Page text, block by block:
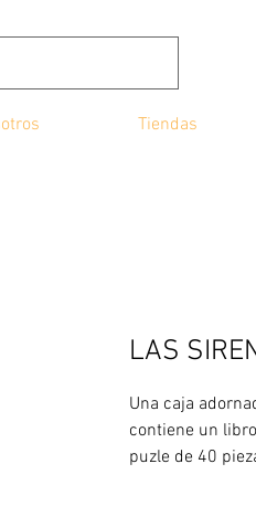
Tiendas
LAS
Una caja
contiene un
puzle de 40